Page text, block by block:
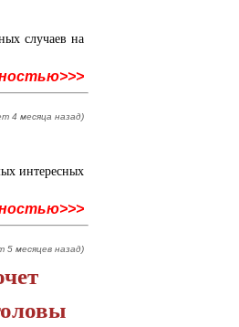
случаев на
4 месяца назад)
интересных
5 месяцев назад)